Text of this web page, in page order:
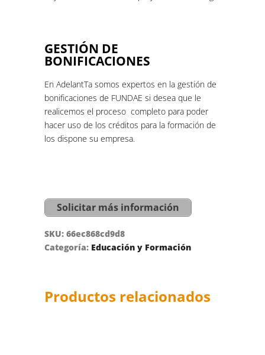
GESTIÓN DE
BONIFICACIONES
En AdelantTa somos expertos en la gestión de
bonificaciones de FUNDAE si desea que le
realicemos el proceso completo para poder
hacer uso de los créditos para la formación de
los dispone su empresa.
Solicitar más información
SKU: 66ec868cd9d8
Categoría: Educación y Formación
Productos relacionados